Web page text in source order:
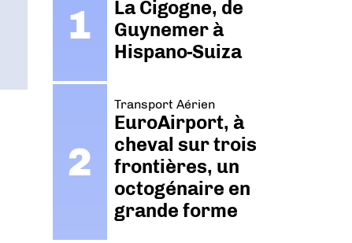
La Cigogne, de
Guynemer à
Hispano-Suiza
Transport Aérien
EuroAirport, à
cheval sur trois
frontières, un
octogénaire en
grande forme